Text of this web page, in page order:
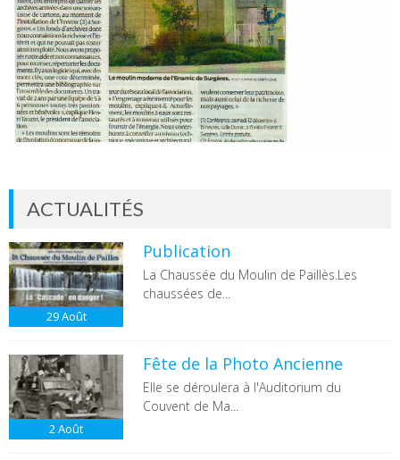
ACTUALITÉS
29Août
Publication
La Chaussée du Moulin de Paillès.Les
chaussées de...
2Août
Fête de la Photo Ancienne
Elle se déroulera à l'Auditorium du
Couvent de Ma...